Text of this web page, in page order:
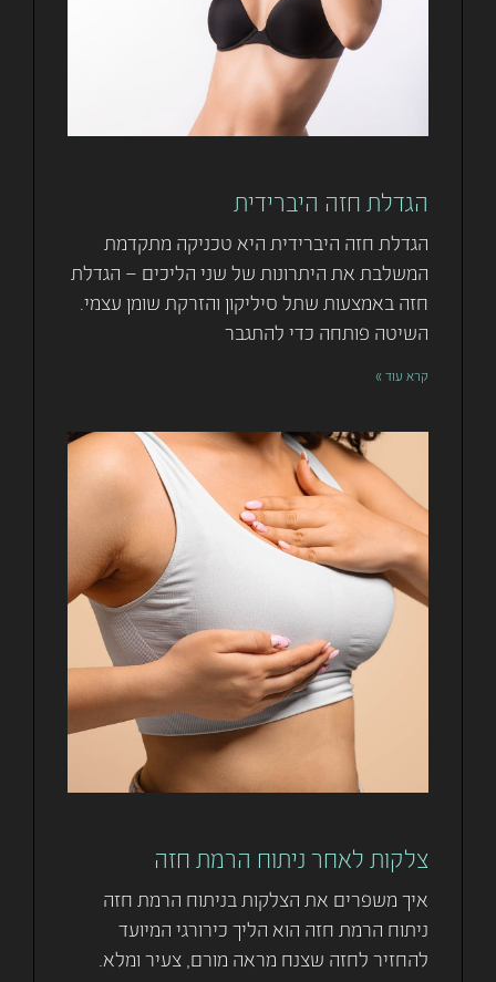
הגדלת חזה היברידית
הגדלת חזה היברידית היא טכניקה מתקדמת
המשלבת את היתרונות של שני הליכים – הגדלת
חזה באמצעות שתל סיליקון והזרקת שומן עצמי.
השיטה פותחה כדי להתגבר
קרא עוד »
צלקות לאחר ניתוח הרמת חזה
איך משפרים את הצלקות בניתוח הרמת חזה
ניתוח הרמת חזה הוא הליך כירורגי המיועד
להחזיר לחזה שצנח מראה מורם, צעיר ומלא.